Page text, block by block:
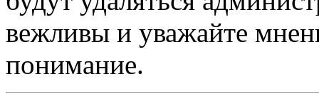
вежливы и уважайте
понимание.